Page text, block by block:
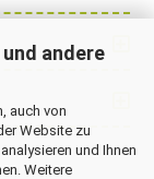
andere
auch von
Website zu
und Ihnen
Weitere